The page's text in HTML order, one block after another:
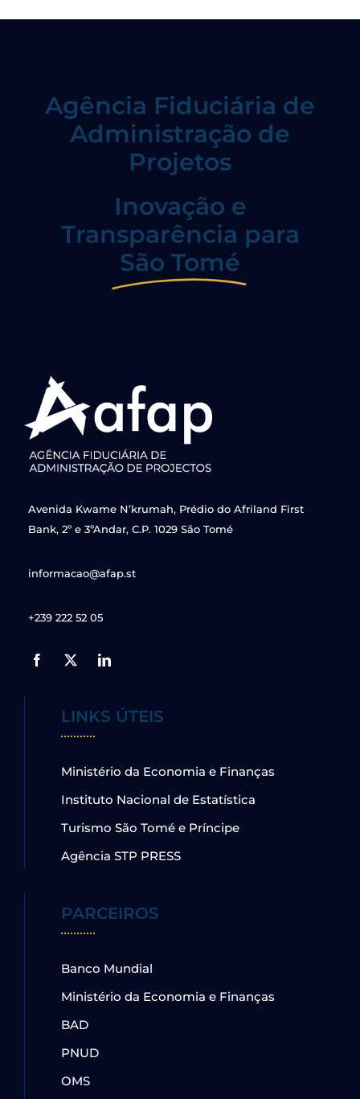
Agência Fiduciária de
Administração de
Projetos
Inovação e
Transparência para
São Tomé
Avenida Kwame N’krumah, Prédio do Afriland First
Bank, 2º e 3ºAndar, C.P. 1029 São Tomé
informacao@afap.st
+239 222 52 05
LINKS ÚTEIS
Ministério da Economia e Finanças
Instituto Nacional de Estatística
Turismo São Tomé e Príncipe
Agência STP PRESS
PARCEIROS
Banco Mundial
Ministério da Economia e Finanças
BAD
PNUD
OMS